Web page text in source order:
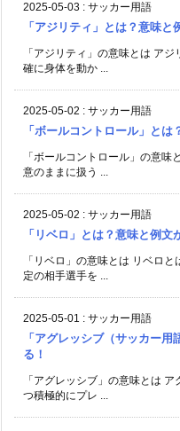
2025-05-03 : サッカー用語
「アジリティ」とは？意味と
「アジリティ」の意味とは ア
確に身体を動か ...
2025-05-02 : サッカー用語
「ボールコントロール」とは
「ボールコントロール」の意
意のままに扱う ...
2025-05-02 : サッカー用語
「リベロ」とは？意味と例文
「リベロ」の意味とは リベロ
定の相手選手を ...
2025-05-01 : サッカー用語
「アグレッシブ（サッカー
る！
「アグレッシブ」の意味とは
つ積極的にプレ ...